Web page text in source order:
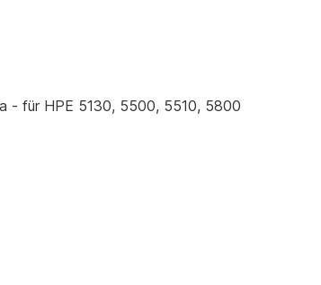
- für HPE 5130, 5500, 5510, 5800